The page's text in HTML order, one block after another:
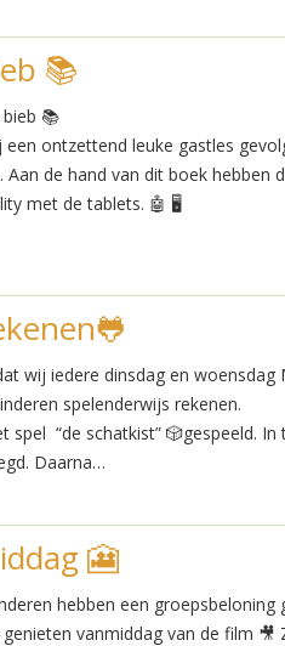
📚
📚
ontzettend leuke gastles
Aan de hand van dit boek
met de tablets. 🤖 🖥️
wij iedere dinsdag en
spelenderwijs rekenen.
spel “de schatkist” 🎲gespeeld.
Daarna…
🎦
hebben een groepsbeloning
vanmiddag van de film